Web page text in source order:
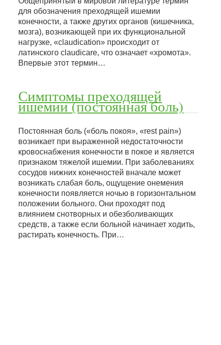
для обозначения преходящей ишемии
конечности, а также других органов (кишечника,
мозга), возникающей при их функциональной
нагрузке, «claudication» происходит от
латинского claudicare, что означает «хромота».
Впервые этот термин…
Симптомы преходящей
ишемии (постоянная боль)
Постоянная боль («боль покоя», «rest pain»)
возникает при выраженной недостаточности
кровоснабжения конечности в покое и является
признаком тяжелой ишемии. При заболеваниях
сосудов нижних конечностей вначале может
возникать слабая боль, ощущение онемения
конечности появляется ночью в горизонтальном
положении больного. Они проходят под
влиянием снотворных и обезболивающих
средств, а также если больной начинает ходить,
растирать конечность. При…